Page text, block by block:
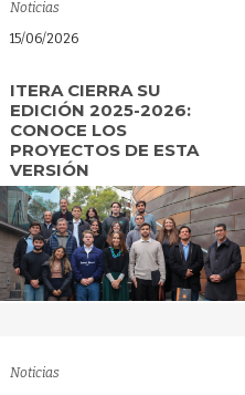
Noticias
15/06/2026
ITERA CIERRA SU
EDICIÓN 2025-2026:
CONOCE LOS
PROYECTOS DE ESTA
VERSIÓN
Noticias